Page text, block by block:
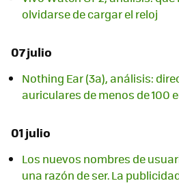
olvidarse de cargar el reloj
07 julio
Nothing Ear (3a), análisis:
auriculares de menos de 100
01 julio
Los nuevos nombres de
una razón de ser. La